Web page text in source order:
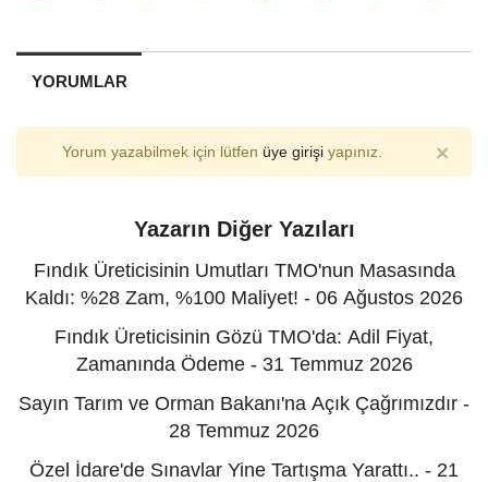
YORUMLAR
Yorum yazabilmek için lütfen üye girişiyapınız. ×
Yazarın Diğer Yazıları
Fındık Üreticisinin Umutları TMO'nun Masasında
Kaldı: %28 Zam, %100 Maliyet! - 06 Ağustos 2026
Fındık Üreticisinin Gözü TMO'da: Adil Fiyat,
Zamanında Ödeme - 31 Temmuz 2026
Sayın Tarım ve Orman Bakanı'na Açık Çağrımızdır -
28 Temmuz 2026
Özel İdare'de Sınavlar Yine Tartışma Yarattı.. - 21